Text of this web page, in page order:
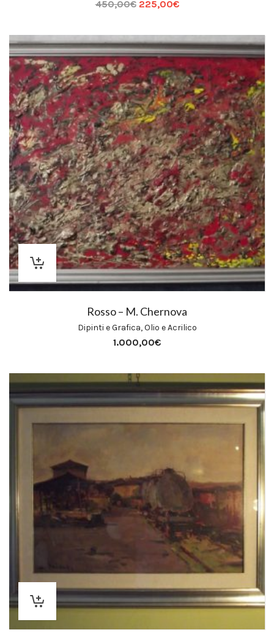
450,00€ 225,00€
Rosso – M. Chernova
Dipinti e Grafica,Olio e Acrilico
1.000,00€